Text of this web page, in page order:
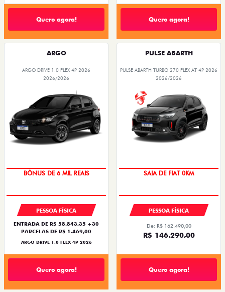
Quero agora! Quero agora!
ARGO
ARGO DRIVE 1.0 FLEX 4P 2026
2026/2026
BÔNUS DE 6 MIL REAIS
PESSOA FÍSICA
ENTRADA DE R$ 58.843,35 +30
PARCELAS DE R$ 1.469,00
ARGO DRIVE 1.0 FLEX 4P 2026
Quero agora!
PULSE ABARTH
PULSE ABARTH TURBO 270 FLEX AT 4P 2026
2026/2026
SAIA DE FIAT 0KM
PESSOA FÍSICA
De: R$ 162.490,00
R$ 146.290,00
Quero agora!